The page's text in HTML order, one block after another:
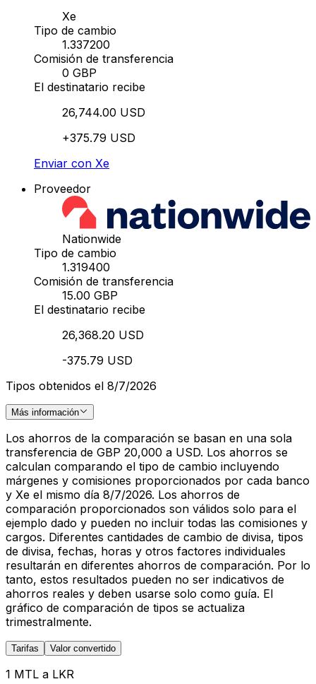
Xe
Tipo de cambio
1.337200
Comisión de transferencia
0 GBP
El destinatario recibe
26,744.00 USD
+375.79 USD
Enviar con Xe
Proveedor
Nationwide
Tipo de cambio
1.319400
Comisión de transferencia
15.00 GBP
El destinatario recibe
26,368.20 USD
-375.79 USD
Tipos obtenidos el 8/7/2026
Más información
Los ahorros de la comparación se basan en una sola
transferencia de GBP 20,000 a USD. Los ahorros se
calculan comparando el tipo de cambio incluyendo
márgenes y comisiones proporcionados por cada banco
y Xe el mismo día 8/7/2026. Los ahorros de
comparación proporcionados son válidos solo para el
ejemplo dado y pueden no incluir todas las comisiones y
cargos. Diferentes cantidades de cambio de divisa, tipos
de divisa, fechas, horas y otros factores individuales
resultarán en diferentes ahorros de comparación. Por lo
tanto, estos resultados pueden no ser indicativos de
ahorros reales y deben usarse solo como guía. El
gráfico de comparación de tipos se actualiza
trimestralmente.
Tarifas Valor convertido
1 MTL a LKR